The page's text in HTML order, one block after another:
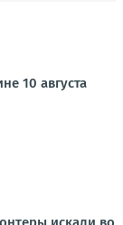
10 августа